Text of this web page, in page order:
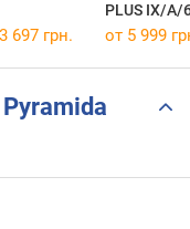
PLUS IX/A/
697 грн. от 5 999